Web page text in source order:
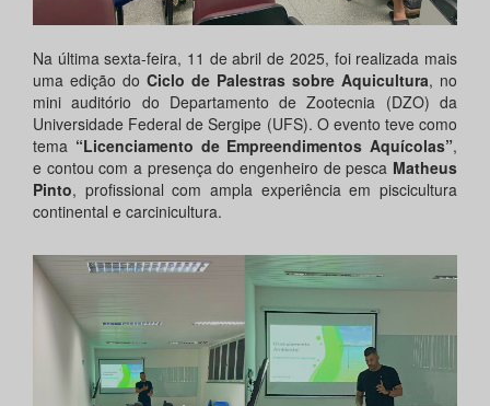
Na última sexta-feira, 11 de abril de 2025, foi realizada mais
uma edição do Ciclo de Palestras sobre Aquicultura, no
mini auditório do Departamento de Zootecnia (DZO) da
Universidade Federal de Sergipe (UFS). O evento teve como
tema “Licenciamento de Empreendimentos Aquícolas”,
e contou com a presença do engenheiro de pesca Matheus
Pinto, profissional com ampla experiência em piscicultura
continental e carcinicultura.